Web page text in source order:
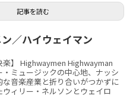
記事を読む
／ハイウェイマン
楽】 Highwaymen Highwayman
・ミュージックの中心地、ナッシ
な音楽産業と折り合いがつかずに
ィリー・ネルソンとウェイロ